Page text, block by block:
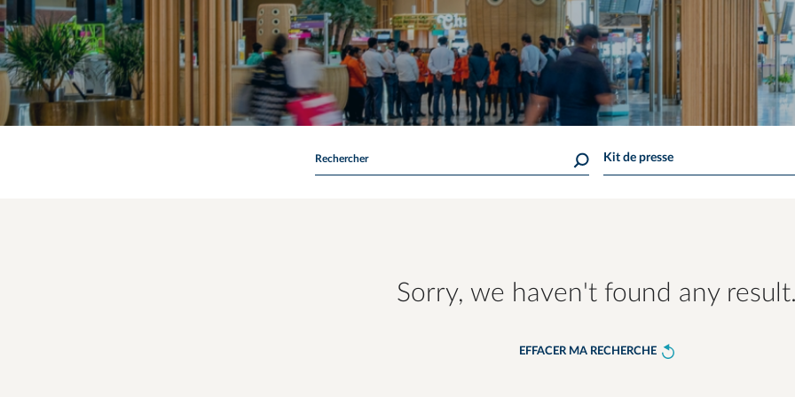
Rechercher Kit de presse
Sorry, we haven't found any
EFFACER MA RECHERCHE